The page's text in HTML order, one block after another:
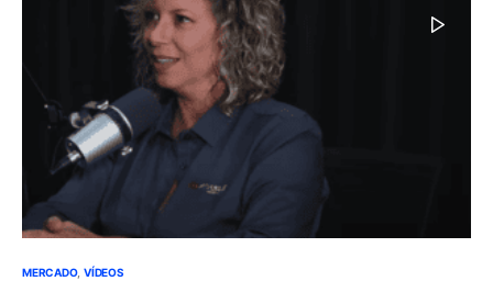
MERCADO VÍDEOS